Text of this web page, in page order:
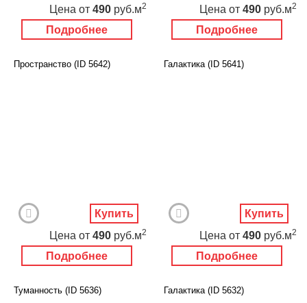
Подробнее
Цена от 490 руб.м2
Подробнее
Цена от 490 руб.м2
Пространство (ID 5642)
Подробнее
Цена от 490 руб.м2
Купить
Галактика (ID 5641)
Подробнее
Цена от 490 руб.м2
Купить
Туманность (ID 5636) Галактика (ID 5632)